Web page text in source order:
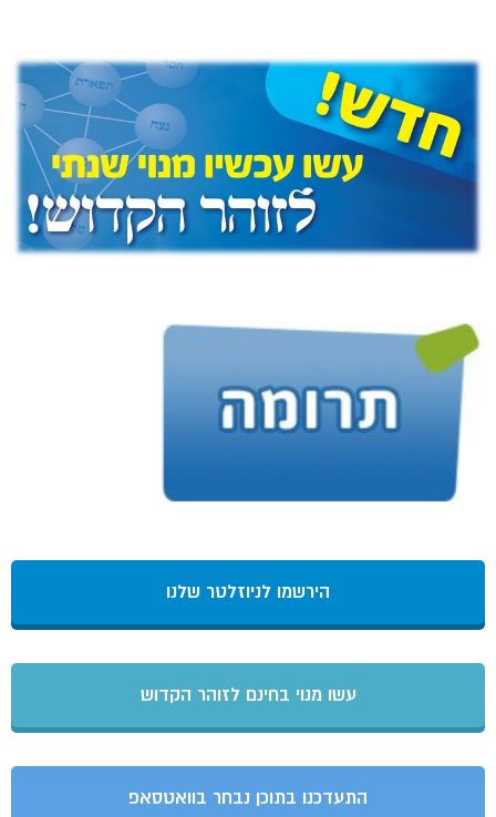
הירשמו לניוזלטר שלנו
עשו מנוי בחינם לזוהר הקדוש
התעדכנו בתוכן נבחר בוואטסאפ